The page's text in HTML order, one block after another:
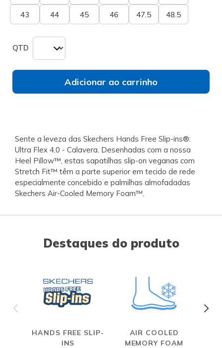
43 44 45 46 47.5 48.5
QTD
Adicionar ao carrinho
Sente a leveza das Skechers Hands Free Slip-ins®:
Ultra Flex 4.0 - Calavera. Desenhadas com a nossa
Heel Pillow™, estas sapatilhas slip-on veganas com
Stretch Fit™ têm a parte superior em tecido de rede
especialmente concebido e palmilhas almofadadas
Skechers Air-Cooled Memory Foam™.
Destaques do produto
HANDS FREE SLIP-
INS
AIR COOLED
MEMORY FOAM